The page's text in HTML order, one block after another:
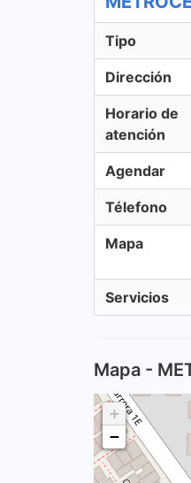
Tipo
Dirección
Horario de
atención
Agendar
Télefono
Mapa
Servicios
Mapa -
+
−